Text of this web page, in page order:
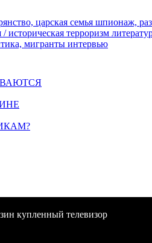
царская семья шпионаж,
историческая терроризм
мигранты интервью
купленный телевизор